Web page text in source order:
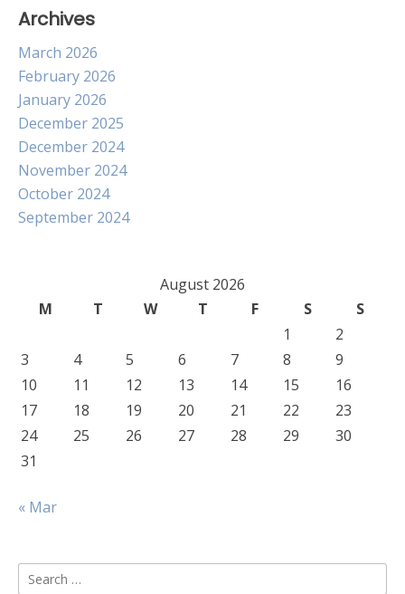
Archives
March 2026
February 2026
January 2026
December 2025
December 2024
November 2024
October 2024
September 2024
August 2026
M
T W T F S
S
1
2
3
4 5 6 7 8
9
10
11 12 13 14 15
16
17
18 19 20 21 22
23
24
25 26 27 28 29
30
31
« Mar
Search